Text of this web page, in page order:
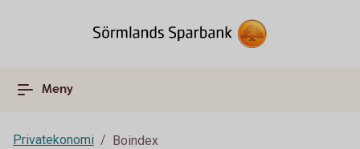
Meny
Privatekonomi Boindex